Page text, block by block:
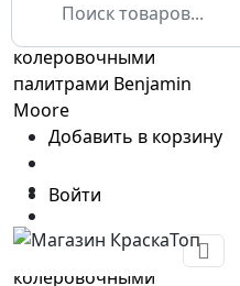
Войти
Добавить в корзину
Сумка дизайнера с
колеровочными